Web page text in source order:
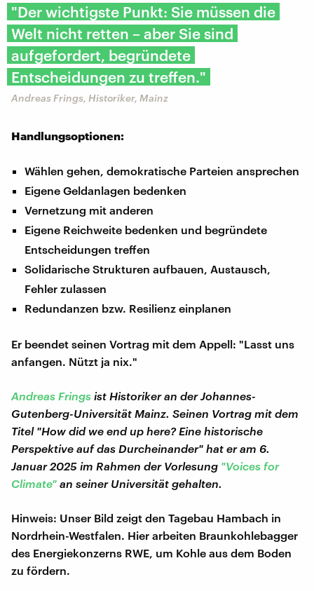
"Der wichtigste Punkt: Sie müssen die
Welt nicht retten – aber Sie sind
aufgefordert, begründete
Entscheidungen zu treffen."
Andreas Frings, Historiker, Mainz
Handlungsoptionen:
Wählen gehen, demokratische Parteien ansprechen
Eigene Geldanlagen bedenken
Vernetzung mit anderen
Eigene Reichweite bedenken und begründete
Entscheidungen treffen
Solidarische Strukturen aufbauen, Austausch,
Fehler zulassen
Redundanzen bzw. Resilienz einplanen
Er beendet seinen Vortrag mit dem Appell: "Lasst uns
anfangen. Nützt ja nix."
Andreas Frings ist Historiker an der Johannes-
Gutenberg-Universität Mainz. Seinen Vortrag mit dem
Titel "How did we end up here? Eine historische
Perspektive auf das Durcheinander" hat er am 6.
Januar 2025 im Rahmen der Vorlesung "Voices for
Climate" an seiner Universität gehalten.
Hinweis: Unser Bild zeigt den Tagebau Hambach in
Nordrhein-Westfalen. Hier arbeiten Braunkohlebagger
des Energiekonzerns RWE, um Kohle aus dem Boden
zu fördern.